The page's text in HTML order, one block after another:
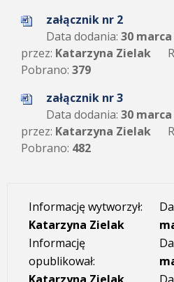
załącznik nr 2
Data dodania: 30 marca
przez: Katarzyna Zielak
Pobrano: 379
załącznik nr 3
Data dodania: 30 marca
przez: Katarzyna Zielak
Pobrano: 482
Informację wytworzył:
Katarzyna Zielak
Informację
opublikował: